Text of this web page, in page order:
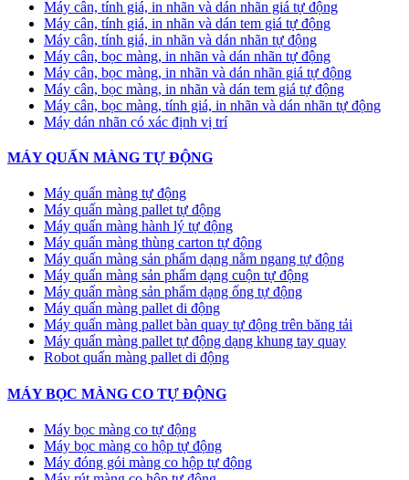
Máy cân, tính giá, in nhãn và dán nhãn giá tự động
Máy cân, tính giá, in nhãn và dán tem giá tự động
Máy cân, tính giá, in nhãn và dán nhãn tự động
Máy cân, bọc màng, in nhãn và dán nhãn tự động
Máy cân, bọc màng, in nhãn và dán nhãn giá tự động
Máy cân, bọc màng, in nhãn và dán tem giá tự động
Máy cân, bọc màng, tính giá, in nhãn và dán nhãn tự động
Máy dán nhãn có xác định vị trí
MÁY QUẤN MÀNG TỰ ĐỘNG
Máy quấn màng tự động
​Máy quấn màng pallet tự động
Máy quấn màng hành lý tự động
Máy quấn màng thùng carton tự động
Máy quấn màng sản phẩm dạng nằm ngang tự động
Máy quấn màng sản phẩm dạng cuộn tự động
Máy quấn màng sản phẩm dạng ống tự động
Máy quấn màng pallet di động
Máy quấn màng pallet bàn quay tự động trên băng tải
Máy quấn màng pallet tự động dạng khung tay quay
Robot quấn màng pallet di động
MÁY BỌC MÀNG CO TỰ ĐỘNG
Máy bọc màng co tự động
Máy bọc màng co hộp tự động
Máy đóng gói màng co hộp tự động